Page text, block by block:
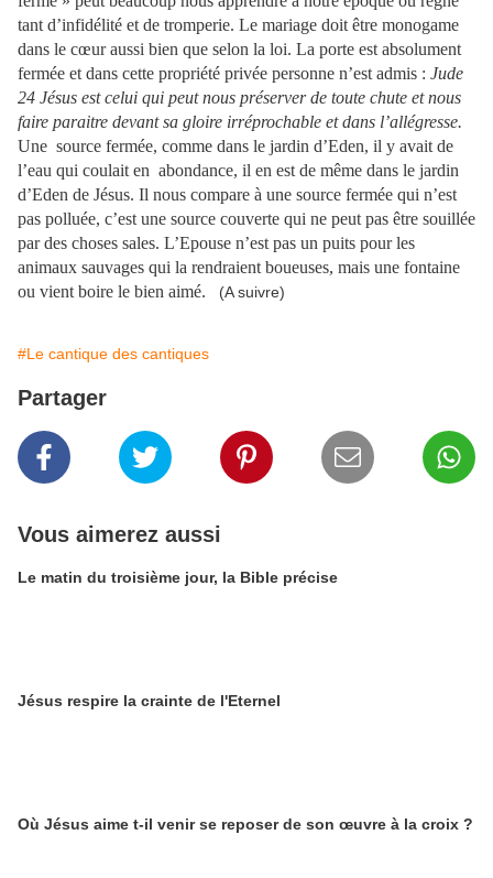
tant d’infidélité et de tromperie. Le mariage doit être monogame
dans le cœur aussi bien que selon la loi. La porte est absolument
fermée et dans cette propriété privée personne n’est admis : Jude
24 Jésus est celui qui peut nous préserver de toute chute et nous
faire paraitre devant sa gloire irréprochable et dans l’allégresse.
Une source fermée, comme dans le jardin d’Eden, il y avait de
l’eau qui coulait en abondance, il en est de même dans le jardin
d’Eden de Jésus. Il nous compare à une source fermée qui n’est
pas polluée, c’est une source couverte qui ne peut pas être souillée
par des choses sales. L’Epouse n’est pas un puits pour les
animaux sauvages qui la rendraient boueuses, mais une fontaine
ou vient boire le bien aimé. (A suivre)
#Le cantique des cantiques
Partager
Vous aimerez aussi
Le matin du troisième jour, la Bible précise
Jésus respire la crainte de l'Eternel
Où Jésus aime t-il venir se reposer de son œuvre à la croix ?